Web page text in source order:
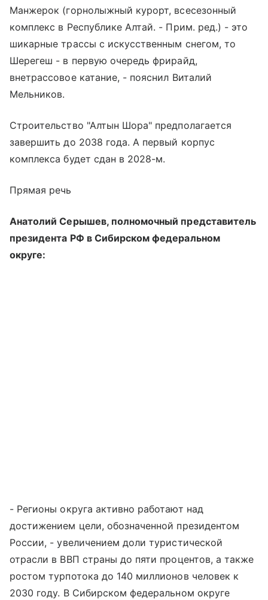
Манжерок (горнолыжный курорт, всесезонный
комплекс в Республике Алтай. - Прим. ред.) - это
шикарные трассы с искусственным снегом, то
Шерегеш - в первую очередь фрирайд,
внетрассовое катание, - пояснил Виталий
Мельников.
Строительство "Алтын Шора" предполагается
завершить до 2038 года. А первый корпус
комплекса будет сдан в 2028-м.
Прямая речь
Анатолий Серышев, полномочный представитель
президента РФ в Сибирском федеральном
округе:
- Регионы округа активно работают над
достижением цели, обозначенной президентом
России, - увеличением доли туристической
отрасли в ВВП страны до пяти процентов, а также
ростом турпотока до 140 миллионов человек к
2030 году. В Сибирском федеральном округе